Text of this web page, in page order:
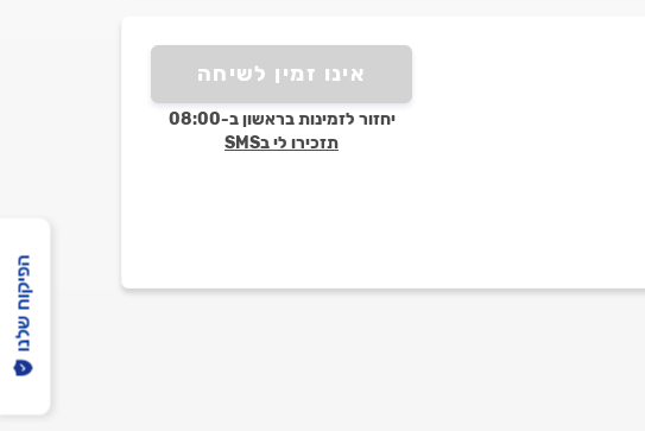
אינו זמין לשיחה
יחזור לזמינות בראשון ב-08:00
תזכירו לי בSMS
הפיקוח שלנו